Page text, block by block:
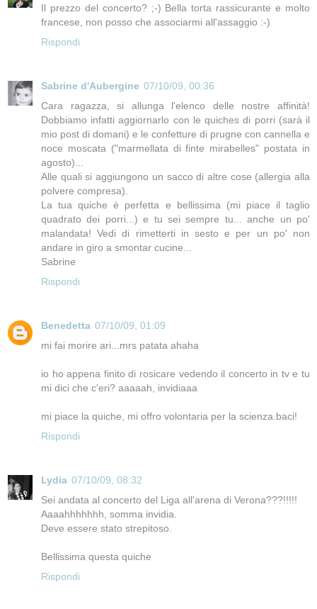
Il prezzo del concerto? ;-) Bella torta rassicurante e molto
francese, non posso che associarmi all'assaggio :-)
Rispondi
Sabrine d'Aubergine 07/10/09, 00:36
Cara ragazza, si allunga l'elenco delle nostre affinità!
Dobbiamo infatti aggiornarlo con le quiches di porri (sarà il
mio post di domani) e le confetture di prugne con cannella e
noce moscata ("marmellata di finte mirabelles" postata in
agosto)...
Alle quali si aggiungono un sacco di altre cose (allergia alla
polvere compresa).
La tua quiche è perfetta e bellissima (mi piace il taglio
quadrato dei porri...) e tu sei sempre tu... anche un po'
malandata! Vedi di rimetterti in sesto e per un po' non
andare in giro a smontar cucine...
Sabrine
Rispondi
Benedetta 07/10/09, 01:09
mi fai morire ari...mrs patata ahaha
io ho appena finito di rosicare vedendo il concerto in tv e tu
mi dici che c'eri? aaaaah, invidiaaa
mi piace la quiche, mi offro volontaria per la scienza.baci!
Rispondi
Lydia 07/10/09, 08:32
Sei andata al concerto del Liga all'arena di Verona???!!!!!
Aaaahhhhhhh, somma invidia.
Deve essere stato strepitoso.
Bellissima questa quiche
Rispondi